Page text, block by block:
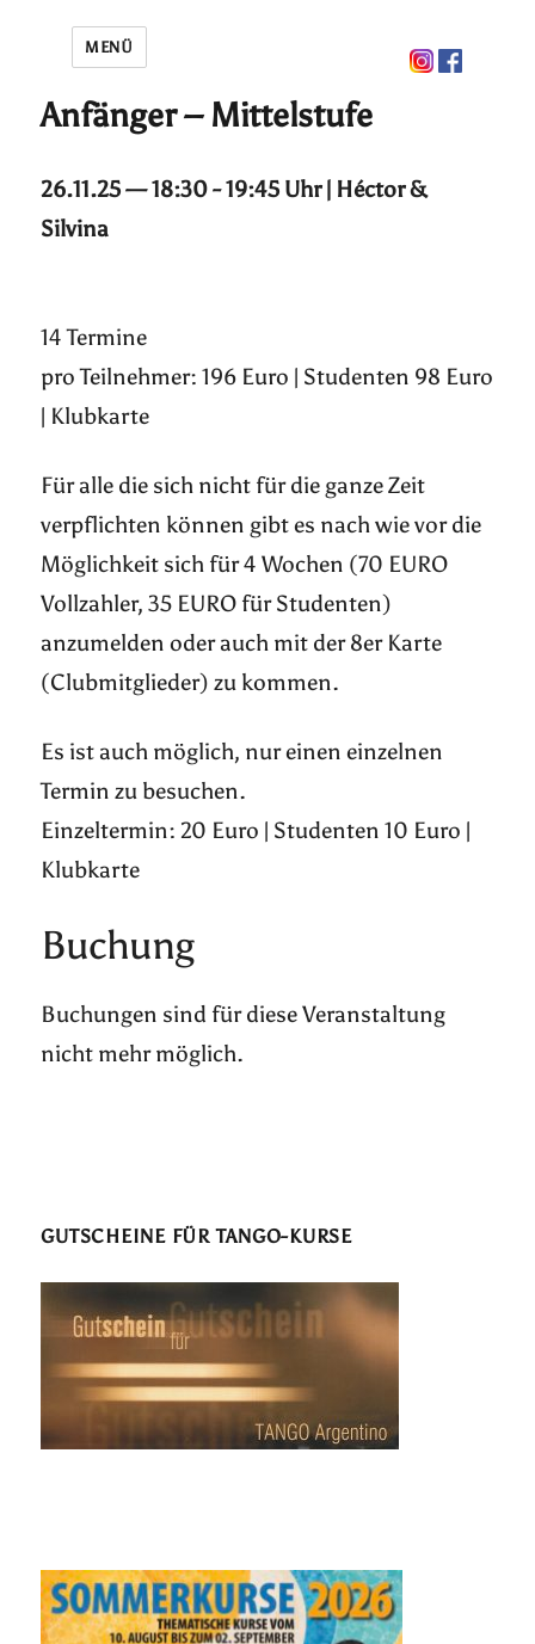
MENÜ
Anfänger – Mittelstufe
26.11.25 — 18:30 - 19:45 Uhr | Héctor &
Silvina
14 Termine
pro Teilnehmer: 196 Euro | Studenten 98 Euro
| Klubkarte
Für alle die sich nicht für die ganze Zeit
verpflichten können gibt es nach wie vor die
Möglichkeit sich für 4 Wochen (70 EURO
Vollzahler, 35 EURO für Studenten)
anzumelden oder auch mit der 8er Karte
(Clubmitglieder) zu kommen.
Es ist auch möglich, nur einen einzelnen
Termin zu besuchen.
Einzeltermin: 20 Euro | Studenten 10 Euro |
Klubkarte
Buchung
Buchungen sind für diese Veranstaltung
nicht mehr möglich.
GUTSCHEINE FÜR TANGO-KURSE